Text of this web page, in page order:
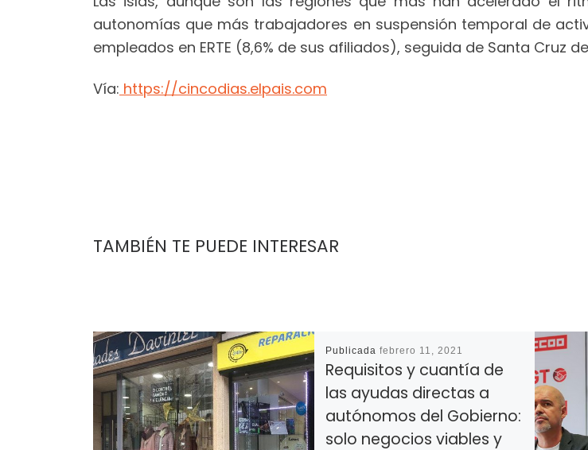
autonomías que más trabajadores en suspensión temporal de
empleados en ERTE (8,6% de sus afiliados), seguida de Santa Cruz
Vía: https://cincodias.elpais.com
TAMBIÉN TE PUEDE INTERESAR
Publicada febrero 11, 2021
Requisitos y cuantía de
las ayudas directas a
autónomos del Gobierno:
solo negocios viables y